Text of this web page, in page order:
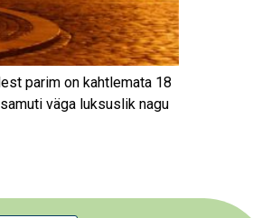
parim on kahtlemata 18
väga luksuslik nagu